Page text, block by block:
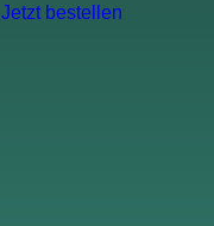
Jetzt bestellen